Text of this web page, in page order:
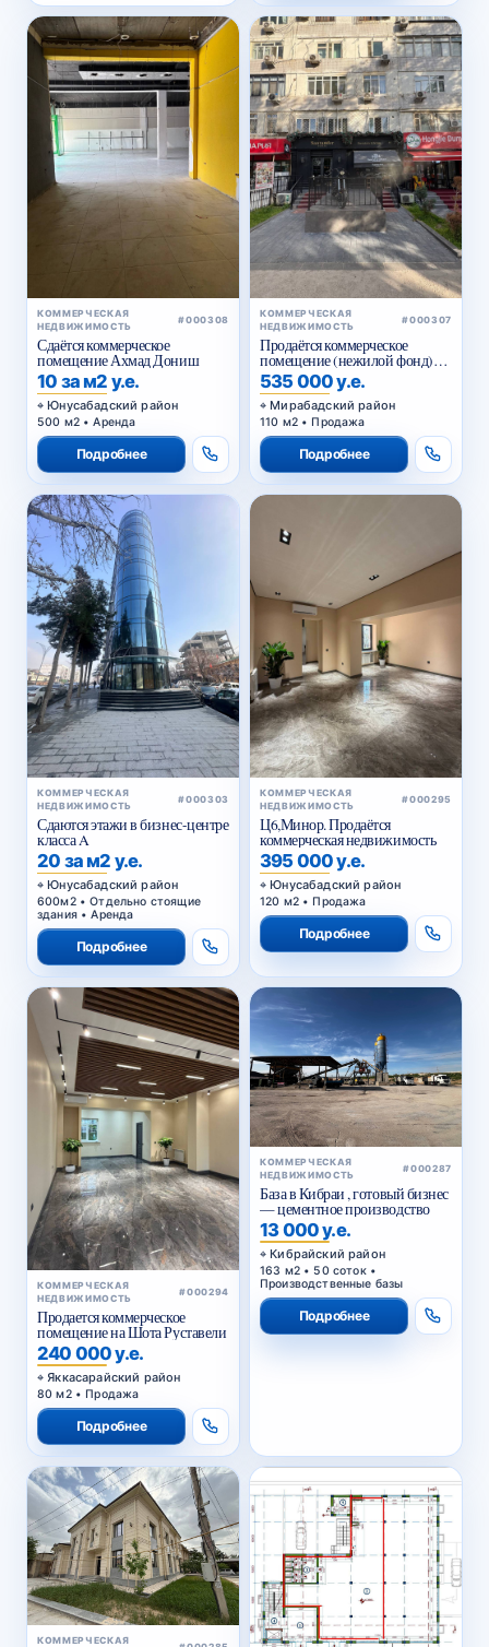
НЕДВИЖИМОСТЬ
Сдаётся коммерческое
помещение Ахмад Дониш
10 за м2 у.е.
Юнусабадский район
500 м2 • Аренда
Подробнее
НЕДВИЖИМОСТЬ
Продаётся коммерческое
помещение (нежилой фонд)
Чехова
535 000 у.е.
Мирабадский район
110 м2 • Продажа
Подробнее
НЕДВИЖИМОСТЬ
Сдаются этажи в бизнес-центре
класса A
20 за м2 у.е.
Юнусабадский район
600м2 • Отдельно стоящие
здания • Аренда
Подробнее
НЕДВИЖИМОСТЬ
Ц6,Минор. Продаётся
коммерческая недвижимость
395 000 у.е.
Юнусабадский район
120 м2 • Продажа
Подробнее
НЕДВИЖИМОСТЬ
Продается коммерческое
помещение на Шота Руставели
240 000 у.е.
Яккасарайский район
80 м2 • Продажа
Подробнее
НЕДВИЖИМОСТЬ
База в Кибраи , готовый бизнес
— цементное производство
13 000 у.е.
Кибрайский район
163 м2 • 50 соток •
Производственные базы
Подробнее
НЕДВИЖИМОСТЬ